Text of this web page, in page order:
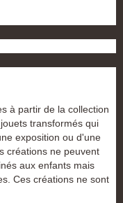
à partir de la collection
transformés qui
exposition ou d'une
créations ne peuvent
aux enfants mais
Ces créations ne sont